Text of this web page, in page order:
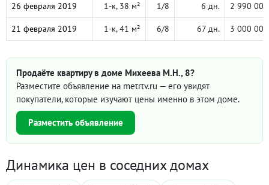
26 февраля 2019 1-к, 38 м² 1/8 6 дн. 2 990 000
21 февраля 2019 1-к, 41 м² 6/8 67 дн. 3 000 000
Продаёте квартиру в доме Михеева М.Н., 8?
Разместите объявление на metrtv.ru — его увидят
покупатели, которые изучают цены именно в этом доме.
Разместить объявление
Динамика цен в соседних домах